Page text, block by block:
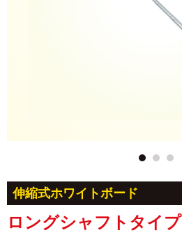
伸縮式ホワイトボード
ロングシャフトタイプ